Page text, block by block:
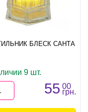
БЛЕСК САНТА
9 шт.
55 00
грн.